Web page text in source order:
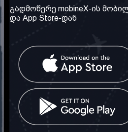
ჩვენ შესახებ
ჩვენი სერვისები
კონტაქტი
საქართველო: თბილისი
ტელ: 032 2 04 00 50
ელ. ფოსტა:
info@mobinex.ge
გადმოწერე mobineX-ის
და App Store-დან